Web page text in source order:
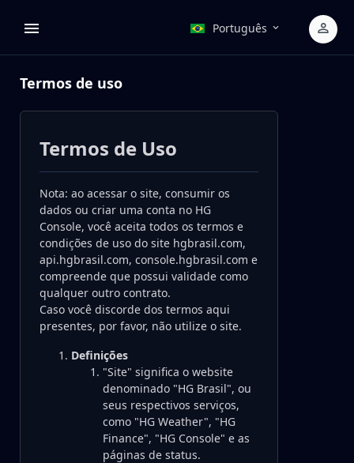
Português
Termos de uso
Termos de Uso
Nota: ao acessar o site, consumir os
dados ou criar uma conta no HG
Console, você aceita todos os termos e
condições de uso do site hgbrasil.com,
api.hgbrasil.com, console.hgbrasil.com e
compreende que possui validade como
qualquer outro contrato.
Caso você discorde dos termos aqui
presentes, por favor, não utilize o site.
Definições
"Site" significa o website
denominado "HG Brasil", ou
seus respectivos serviços,
como "HG Weather", "HG
Finance", "HG Console" e as
páginas de status.